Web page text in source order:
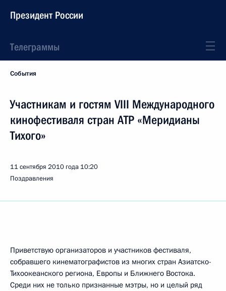
Президент России
Телеграммы
События
Участникам и гостям VIII Международного
кинофестиваля стран АТР «Меридианы
Тихого»
11 сентября 2010 года 10:20
Поздравления
Приветствую организаторов и участников фестиваля,
собравшего кинематографистов из многих стран Азиатско-
Тихоокеанского региона, Европы и Ближнего Востока.
Среди них не только признанные мэтры, но и целый ряд